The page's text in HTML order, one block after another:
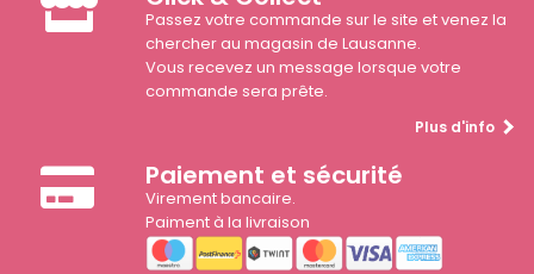
Passez votre commande sur le site et venez la
chercher au magasin de Lausanne.
Vous recevez un message lorsque votre
commande sera prête.
Plus d'info
Paiement et sécurité
Virement bancaire.
Paiment à la livraison